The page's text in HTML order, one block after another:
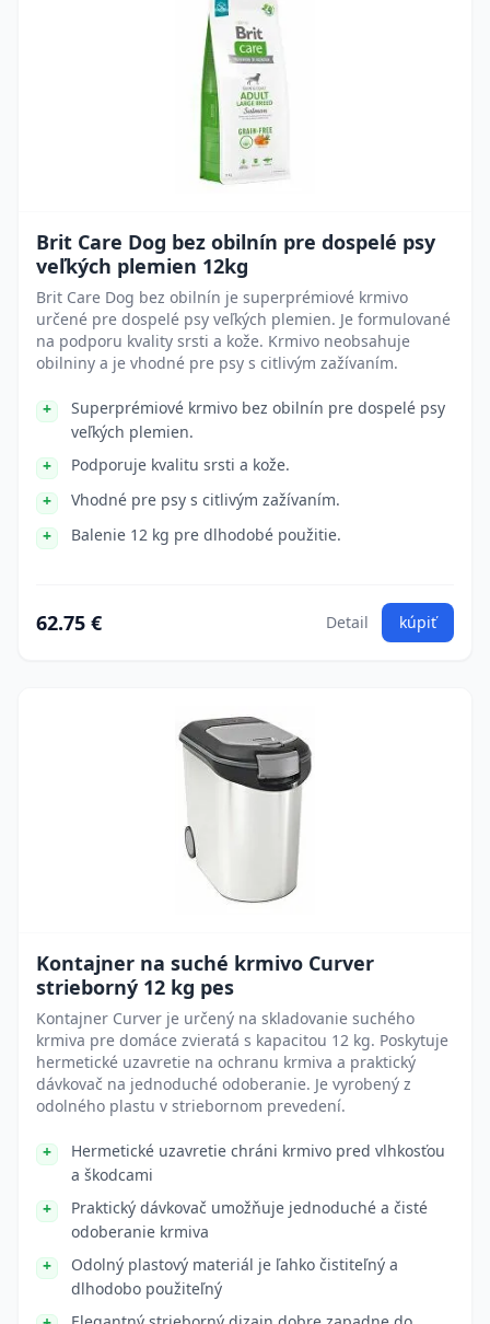
Brit Care Dog bez obilnín pre dospelé psy
veľkých plemien 12kg
Brit Care Dog bez obilnín je superprémiové krmivo
určené pre dospelé psy veľkých plemien. Je formulované
na podporu kvality srsti a kože. Krmivo neobsahuje
obilniny a je vhodné pre psy s citlivým zažívaním.
Superprémiové krmivo bez obilnín pre dospelé psy
veľkých plemien.
Podporuje kvalitu srsti a kože.
Vhodné pre psy s citlivým zažívaním.
Balenie 12 kg pre dlhodobé použitie.
62.75 € Detail kúpiť
Kontajner na suché krmivo Curver
strieborný 12 kg pes
Kontajner Curver je určený na skladovanie suchého
krmiva pre domáce zvieratá s kapacitou 12 kg. Poskytuje
hermetické uzavretie na ochranu krmiva a praktický
dávkovač na jednoduché odoberanie. Je vyrobený z
odolného plastu v striebornom prevedení.
Hermetické uzavretie chráni krmivo pred vlhkosťou
a škodcami
Praktický dávkovač umožňuje jednoduché a čisté
odoberanie krmiva
Odolný plastový materiál je ľahko čistiteľný a
dlhodobo použiteľný